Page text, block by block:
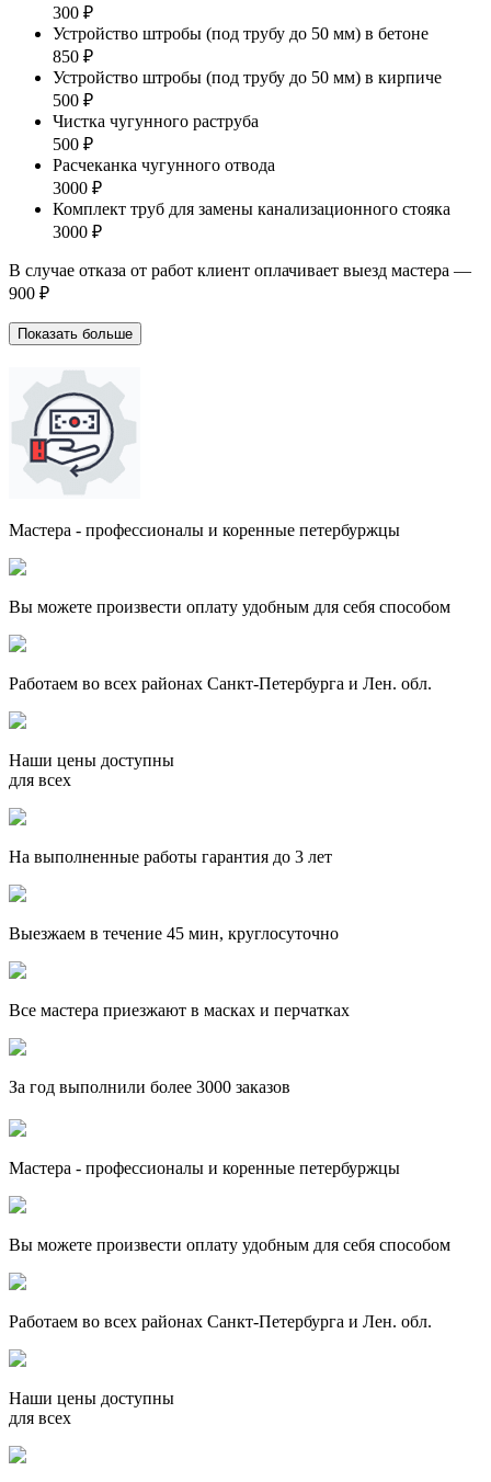
300 ₽
Устройство штробы (под трубу до 50 мм) в бетоне
850 ₽
Устройство штробы (под трубу до 50 мм) в кирпиче
500 ₽
Чистка чугунного раструба
500 ₽
Расчеканка чугунного отвода
3000 ₽
Комплект труб для замены канализационного стояка
3000 ₽
В случае отказа от работ клиент оплачивает выезд мастера —
900 ₽
Показать больше
Мастера - профессионалы и коренные петербуржцы
Вы можете произвести оплату удобным для себя способом
Работаем во всех районах Санкт-Петербурга и Лен. обл.
Наши цены доступны
для всех
На выполненные работы гарантия до 3 лет
Выезжаем в течение 45 мин, круглосуточно
Все мастера приезжают в масках и перчатках
За год выполнили более 3000 заказов
Мастера - профессионалы и коренные петербуржцы
Вы можете произвести оплату удобным для себя способом
Работаем во всех районах Санкт-Петербурга и Лен. обл.
Наши цены доступны
для всех